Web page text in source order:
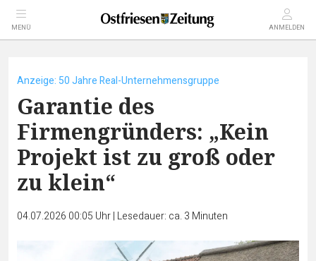
MENÜ ANMELDEN
Anzeige: 50 Jahre Real-Unternehmensgruppe
Garantie des
Firmengründers: „Kein
Projekt ist zu groß oder
zu klein“
04.07.2026 00:05 Uhr| Lesedauer: ca. 3 Minuten